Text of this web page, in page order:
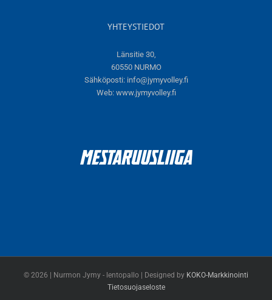
YHTEYSTIEDOT
Länsitie 30,
60550 NURMO
Sähköposti: info@jymyvolley.fi
Web: www.jymyvolley.fi
© 2026 | Nurmon Jymy - lentopallo | Designed by KOKO-Markkinointi
Tietosuojaseloste